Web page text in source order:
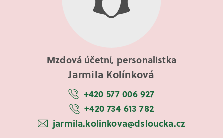
Mzdová účetní, personalistka
Jarmila Kolínková
+420 577 006 927
+420 734 613 782
jarmila.kolinkova@dsloucka.cz